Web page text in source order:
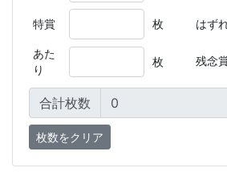
特賞 枚
あた
り
枚
はず
残念
合計枚数